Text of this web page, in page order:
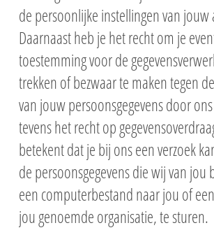
de persoonlijke instellingen van jouw
Daarnaast heb je het recht om je
toestemming voor de
trekken of bezwaar te maken tegen
van jouw persoonsgegevens door
tevens het recht op
betekent dat je bij ons een verzoek
de persoonsgegevens die wij van jou
een computerbestand naar jou of
jou genoemde organisatie, te sturen.